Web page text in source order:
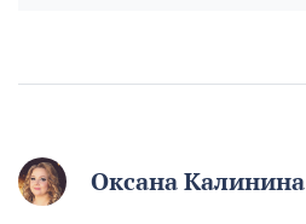
Оксана Калинина